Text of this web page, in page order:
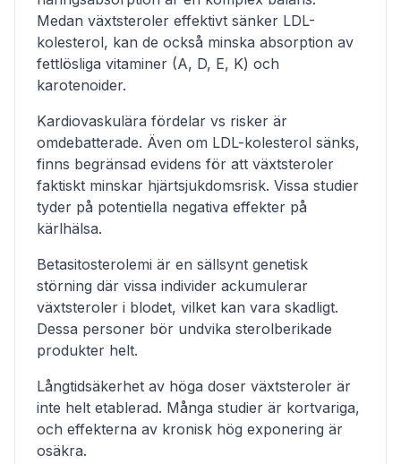
Medan växtsteroler effektivt sänker LDL-
kolesterol, kan de också minska absorption av
fettlösliga vitaminer (A, D, E, K) och
karotenoider.
Kardiovaskulära fördelar vs risker är
omdebatterade. Även om LDL-kolesterol sänks,
finns begränsad evidens för att växtsteroler
faktiskt minskar hjärtsjukdomsrisk. Vissa studier
tyder på potentiella negativa effekter på
kärlhälsa.
Betasitosterolemi är en sällsynt genetisk
störning där vissa individer ackumulerar
växtsteroler i blodet, vilket kan vara skadligt.
Dessa personer bör undvika sterolberikade
produkter helt.
Långtidsäkerhet av höga doser växtsteroler är
inte helt etablerad. Många studier är kortvariga,
och effekterna av kronisk hög exponering är
osäkra.